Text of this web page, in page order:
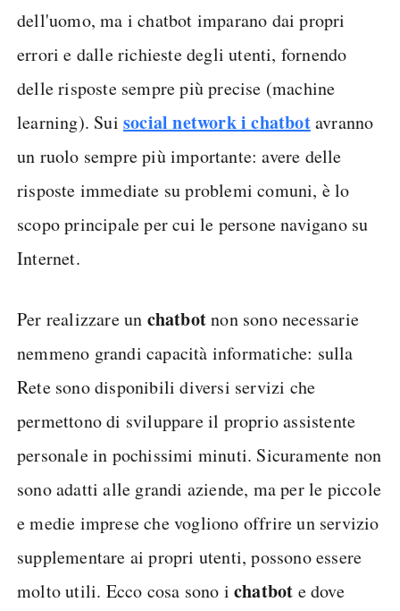
dell'uomo, ma i chatbot imparano dai propri
errori e dalle richieste degli utenti, fornendo
delle risposte sempre più precise (machine
learning). Sui social network i chatbotavranno
un ruolo sempre più importante: avere delle
risposte immediate su problemi comuni, è lo
scopo principale per cui le persone navigano su
Internet.
Per realizzare un chatbotnon sono necessarie
nemmeno grandi capacità informatiche: sulla
Rete sono disponibili diversi servizi che
permettono di sviluppare il proprio assistente
personale in pochissimi minuti. Sicuramente non
sono adatti alle grandi aziende, ma per le piccole
e medie imprese che vogliono offrire un servizio
supplementare ai propri utenti, possono essere
molto utili. Ecco cosa sono i chatbot e dove